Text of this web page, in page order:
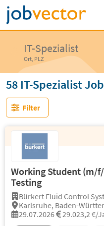
IT-Spezialist
Ort, PLZ
58 IT-Spezialist
Filter
Working Student (m/
Testing
Bürkert Fluid Control
Karlsruhe, Baden-
29.07.2026
29.023,2 €/